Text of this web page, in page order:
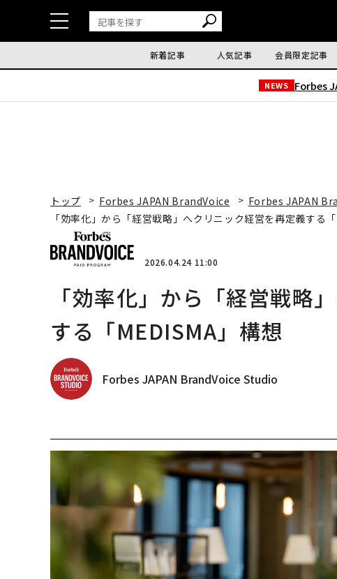
新着記事 人気記事 会員限定記事
NEWS Forbes
トップ Forbes JAPAN BrandVoice
Forbes JAPAN
「効率化」から「経営戦略」へクリニック経営を再定義する
2026.04.24 11:00
「効率化」から「経営戦略
する「MEDISMA」構想
Forbes JAPAN BrandVoice Studio